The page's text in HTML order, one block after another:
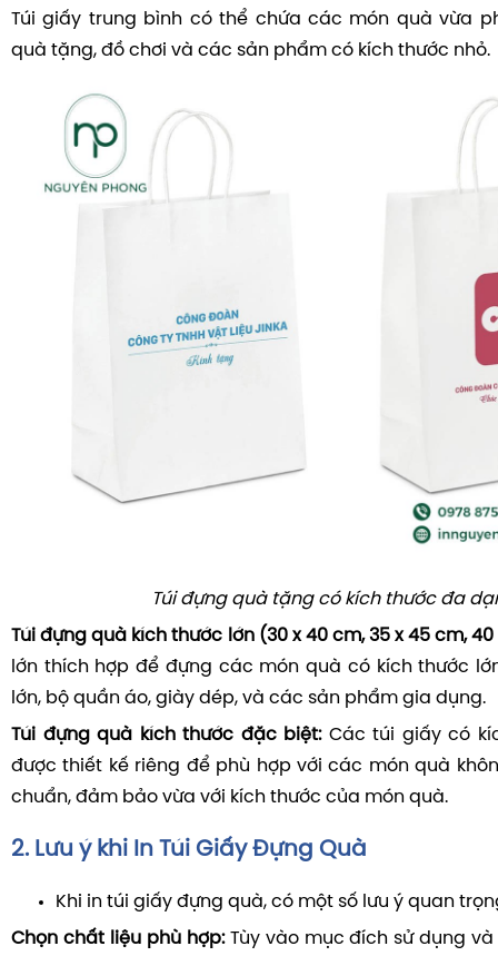
Túi giấy trung bình có thể chứa các món quà vừa
quà tặng, đồ chơi và các sản phẩm có kích thước nhỏ.
Túi đựng quà tặng có kích thước đa
Túi đựng quà kích thước lớn (30 x 40 cm, 35 x 45 cm,
lớn thích hợp để đựng các món quà có kích thước
lớn, bộ quần áo, giày dép, và các sản phẩm gia dụng.
Túi đựng quà kích thước đặc biệt:Các túi giấy có
được thiết kế riêng để phù hợp với các món quà
chuẩn, đảm bảo vừa với kích thước của món quà.
2. Lưu ý khi In Túi Giấy Đựng Quà
Khi in túi giấy đựng quà, có một số lưu ý quan
Chọn chất liệu phù hợp: Tùy vào mục đích sử dụng